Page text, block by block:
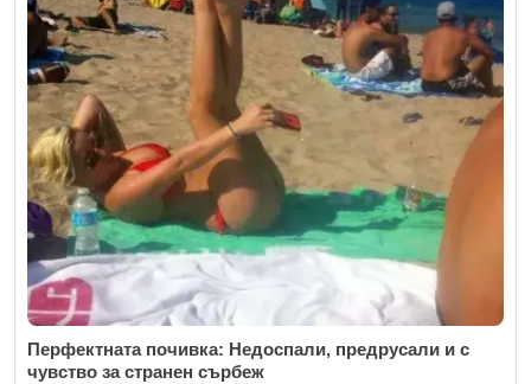
Перфектната почивка: Недоспали, предрусали и с
чувство за странен сърбеж